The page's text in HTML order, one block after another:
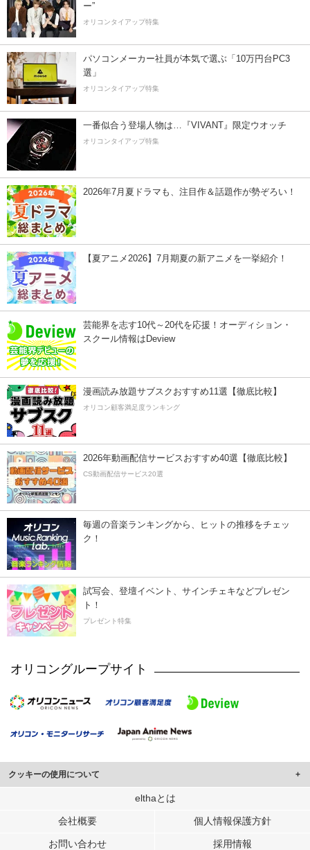
ー”
オリコンタイアップ特集
パソコンメーカー社員が本気で選ぶ「10万円台PC3
選」
オリコンタイアップ特集
一番似合う登場人物は…『VIVANT』限定ウオッチ
オリコンタイアップ特集
2026年7月夏ドラマも、注目作＆話題作が勢ぞろい！
【夏アニメ2026】7月期夏の新アニメを一挙紹介！
芸能界を志す10代～20代を応援！オーディション・
スクール情報はDeview
漫画読み放題サブスクおすすめ11選【徹底比較】
オリコン顧客満足度ランキング
2026年動画配信サービスおすすめ40選【徹底比較】
CS動画配信サービス20選
毎週の音楽ランキングから、ヒットの推移をチェッ
ク！
試写会、登壇イベント、サインチェキなどプレゼン
ト！
プレゼント特集
オリコングループサイト
クッキーの使用について
このサイトでは Cookie を使用して、ユーザーに合わせたコンテンツや広告の
行っています。
メディアや広告配信、データ解析の各パートナーに提供しています。
elthaとは
会社概要 個人情報保護方針
お問い合わせ 採用情報